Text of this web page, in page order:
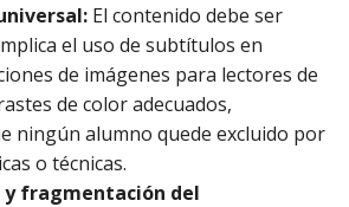
El contenido debe ser
el uso de subtítulos en
de imágenes para lectores de
de color adecuados,
ningún alumno quede excluido por
o técnicas.
fragmentación del